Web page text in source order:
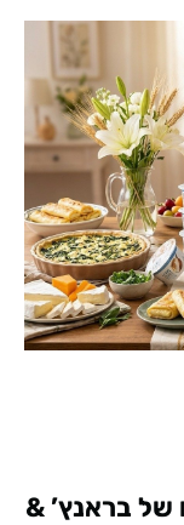
של בראנץ’ &